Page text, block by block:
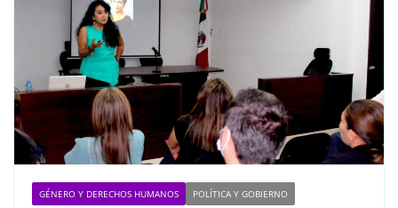
GÉNERO Y DERECHOS HUMANOS POLÍTICA Y GOBIERNO